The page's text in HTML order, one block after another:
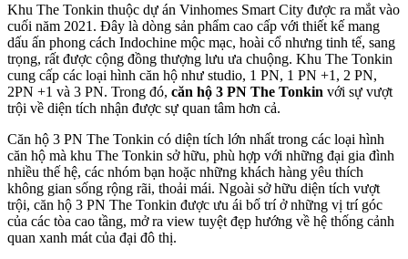
Khu The Tonkin thuộc dự án Vinhomes Smart City được ra mắt vào
cuối năm 2021. Đây là dòng sản phẩm cao cấp với thiết kế mang
dấu ấn phong cách Indochine mộc mạc, hoài cổ nhưng tinh tế, sang
trọng, rất được cộng đồng thượng lưu ưa chuộng. Khu The Tonkin
cung cấp các loại hình căn hộ như studio, 1 PN, 1 PN +1, 2 PN,
2PN +1 và 3 PN. Trong đó, căn hộ 3 PN The Tonkin với sự vượt
trội về diện tích nhận được sự quan tâm hơn cả.
Căn hộ 3 PN The Tonkin có diện tích lớn nhất trong các loại hình
căn hộ mà khu The Tonkin sở hữu, phù hợp với những đại gia đình
nhiều thế hệ, các nhóm bạn hoặc những khách hàng yêu thích
không gian sống rộng rãi, thoải mái. Ngoài sở hữu diện tích vượt
trội, căn hộ 3 PN The Tonkin được ưu ái bố trí ở những vị trí góc
của các tòa cao tầng, mở ra view tuyệt đẹp hướng về hệ thống cảnh
quan xanh mát của đại đô thị.